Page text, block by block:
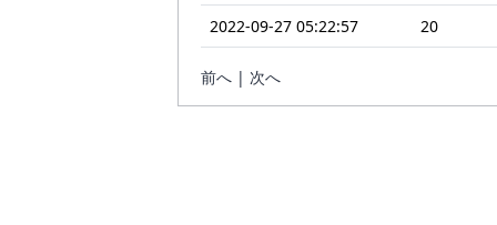
2022-09-27 05:22:57 20
前へ | 次へ